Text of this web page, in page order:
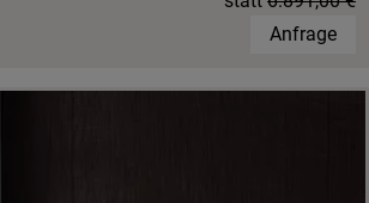
Anfrage